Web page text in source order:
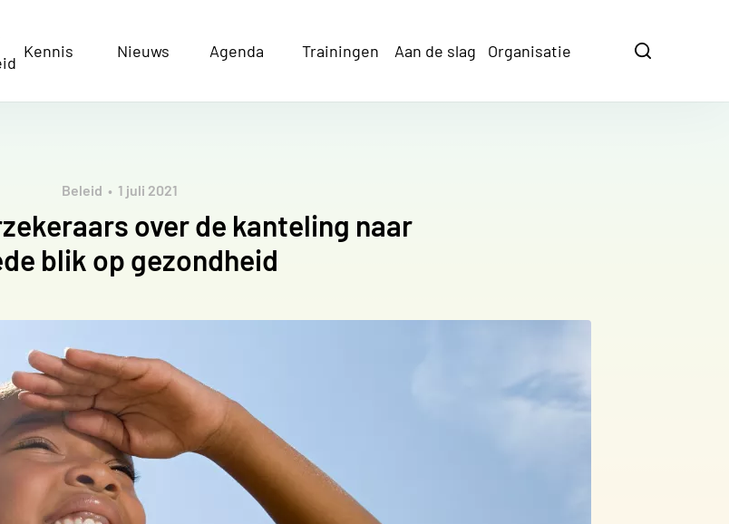
Kennis Nieuws Agenda Trainingen Aan de slag Organisatie
Zoeken
Beleid 1 juli 2021
over de kanteling naar
blik op gezondheid